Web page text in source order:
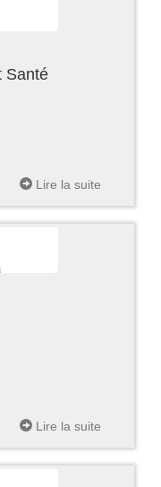
Santé
Lire la suite
Lire la suite